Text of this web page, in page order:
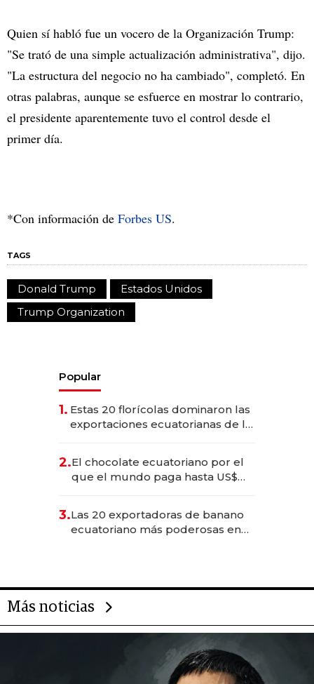
Quien sí habló fue un vocero de la Organización Trump:
"Se trató de una simple actualización administrativa", dijo.
"La estructura del negocio no ha cambiado", completó. En
otras palabras, aunque se esfuerce en mostrar lo contrario,
el presidente aparentemente tuvo el control desde el
primer día.
*Con información de Forbes US.
TAGS
Donald Trump
Estados Unidos
Trump Organization
Popular
1. Estas 20 florícolas dominaron las
exportaciones ecuatorianas de la
2.El chocolate ecuatoriano por el
que el mundo paga hasta US$
3.Las 20 exportadoras de banano
ecuatoriano más poderosas en
Más noticias